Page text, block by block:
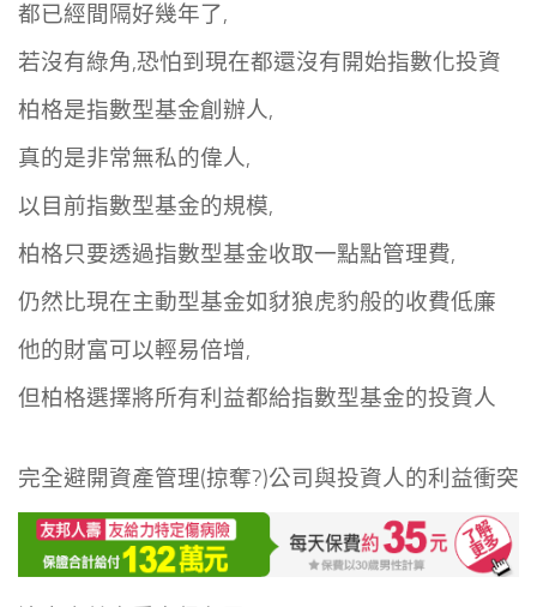
都已經間隔好幾年了,
若沒有綠角,恐怕到現在都還沒有開始指數化投資
柏格是指數型基金創辦人,
真的是非常無私的偉人,
以目前指數型基金的規模,
柏格只要透過指數型基金收取一點點管理費,
仍然比現在主動型基金如豺狼虎豹般的收費低廉
他的財富可以輕易倍增,
但柏格選擇將所有利益都給指數型基金的投資人
完全避開資產管理(掠奪?)公司與投資人的利益衝突